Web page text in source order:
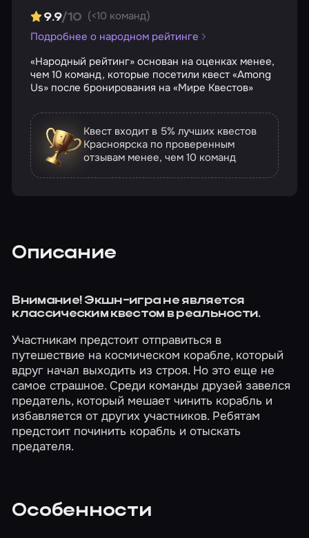
9.9/10 (<10 команд)
Подробнее о народном рейтинге
«Народный рейтинг» основан на оценках менее,
чем 10 команд, которые посетили квест «Among
Us» после бронирования на «Мире Квестов»
Квест входит в 5% лучших квестов
Красноярска по проверенным
отзывам менее, чем 10 команд
Описание
Внимание! Экшн-игра не является
классическим квестом в реальности.
Участникам предстоит отправиться в
путешествие на космическом корабле, который
вдруг начал выходить из строя. Но это еще не
самое страшное. Среди команды друзей завелся
предатель, который мешает чинить корабль и
избавляется от других участников. Ребятам
предстоит починить корабль и отыскать
предателя.
Особенности